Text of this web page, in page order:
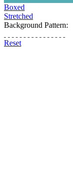
Boxed
Stretched
Background Pattern:
Reset